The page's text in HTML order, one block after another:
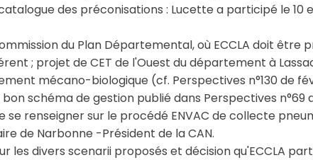
des préconisations : Lucette a participé le 10
du Plan Départemental, où ECCLA doit être
; projet de CET de l'Ouest du département à
mécano-biologique (cf. Perspectives n°130 de
schéma de gestion publié dans Perspectives n°69
renseigner sur le procédé ENVAC de collecte
de Narbonne -Président de la CAN.
les divers scenarii proposés et décision qu'ECCLA